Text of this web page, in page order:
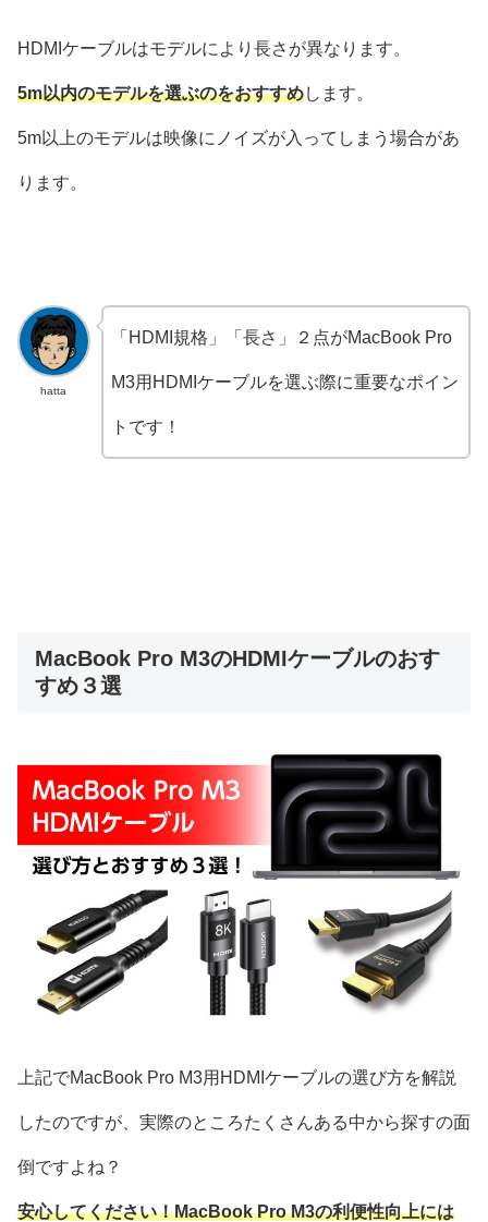
HDMIケーブルはモデルにより長さが異なります。
5m以内のモデルを選ぶのをおすすめします。
5m以上のモデルは映像にノイズが入ってしまう場合があ
ります。
hatta
「HDMI規格」「長さ」２点がMacBook Pro
M3用HDMIケーブルを選ぶ際に重要なポイン
トです！
MacBook Pro M3のHDMIケーブルのおす
すめ３選
上記でMacBook Pro M3用HDMIケーブルの選び方を解説
したのですが、実際のところたくさんある中から探すの面
倒ですよね？
安心してください！MacBook Pro M3の利便性向上には